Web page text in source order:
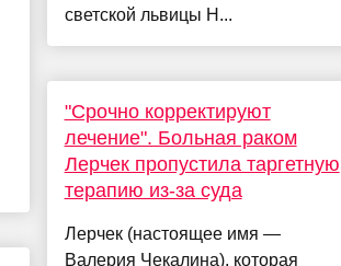
светской львицы Н...
"Срочно корректируют
лечение". Больная раком
Лерчек пропустила таргетную
терапию из-за суда
Лерчек (настоящее имя —
Валерия Чекалина), которая